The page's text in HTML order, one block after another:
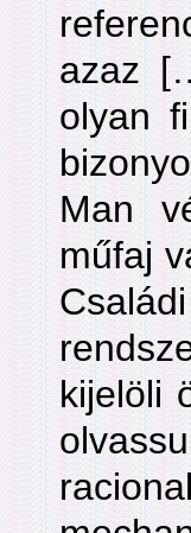
azaz
olyan
Man
műfaj
kijelöli